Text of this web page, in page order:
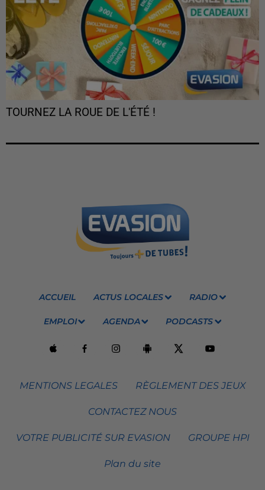
TOURNEZ LA ROUE DE L'ÉTÉ !
ACCUEIL ACTUS LOCALES RADIO
EMPLOI AGENDA PODCASTS
MENTIONS LEGALES RÈGLEMENT DES JEUX
CONTACTEZ NOUS
VOTRE PUBLICITÉ SUR EVASION GROUPE HPI
Plan du site